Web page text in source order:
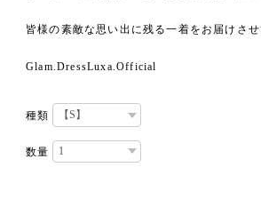
皆様の素敵な思い出に残る一着をお届けさせ
Glam.DressLuxa.Official
種類
数量